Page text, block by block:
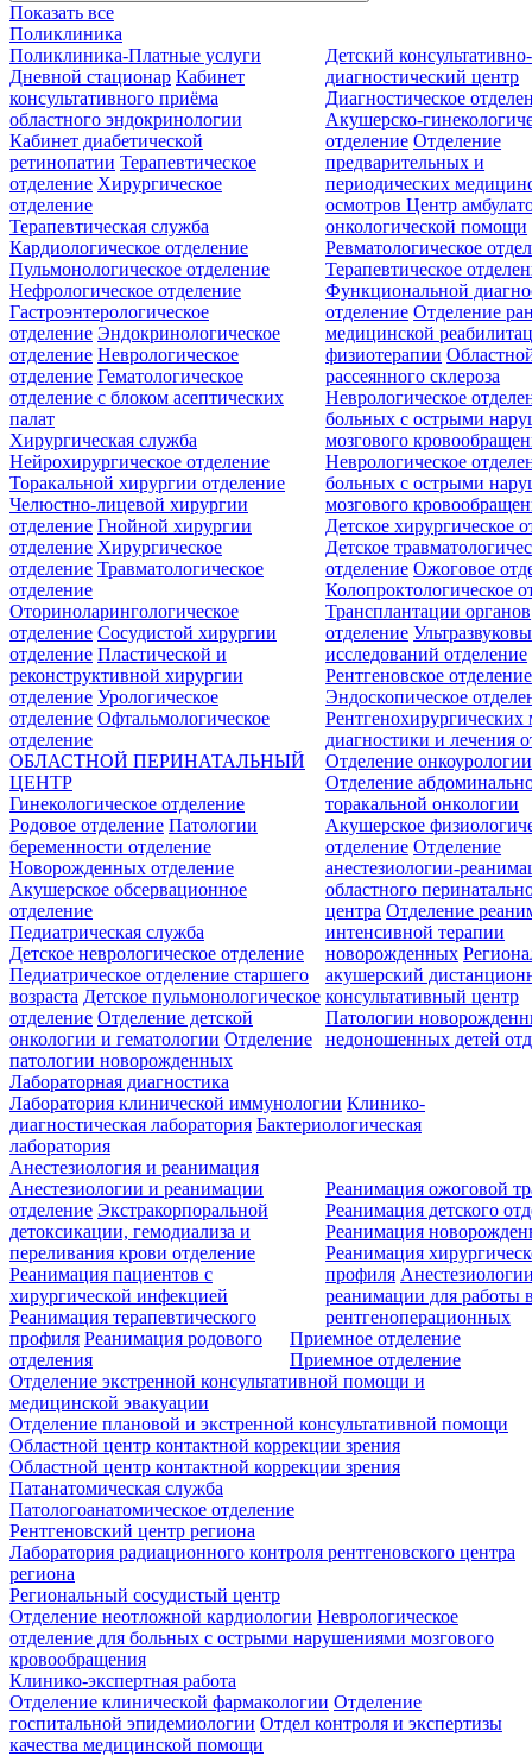
Показать все
Поликлиника
Поликлиника-Платные услуги
Дневной стационар Кабинет
консультативного приёма
областного эндокринологии
Кабинет диабетической
ретинопатии Терапевтическое
отделение Хирургическое
отделение
Детский консультативно-
диагностический центр
Диагностическое
Акушерско-
отделение Отделение
предварительных и
периодических
осмотровЦентр
онкологической помощи
Терапевтическая служба
Кардиологическое отделение
Пульмонологическое отделение
Нефрологическое отделение
Гастроэнтерологическое
отделение Эндокринологическое
отделение Неврологическое
отделение Гематологическое
отделение c блоком асептических
палат
Ревматологическое
Терапевтическое
Функциональной
отделение Отделение
медицинской
физиотерапии
рассеянного склероза
Неврологическое
больных с острыми
мозгового
Неврологическое
больных с острыми
мозгового
Хирургическая служба
Нейрохирургическое отделение
Торакальной хирургии отделение
Челюстно-лицевой хирургии
отделение Гнойной хирургии
отделение Хирургическое
отделение Травматологическое
отделение
Оториноларингологическое
отделение Сосудистой хирургии
отделение Пластической и
реконструктивной хирургии
отделение Урологическое
отделение Офтальмологическое
отделение
Детское хирургическое
Детское
отделение Ожоговое
Колопроктологическое
Трансплантации органов
отделение
исследований отделение
Рентгеновское отделение
Эндоскопическое
Рентгенохирургических
диагностики и лечения
Отделение онкоурологии
Отделение
торакальной онкологии
ОБЛАСТНОЙ ПЕРИНАТАЛЬНЫЙ
ЦЕНТР
Гинекологическое отделение
Родовое отделение Патологии
беременности отделение
Новорожденных отделение
Акушерское обсервационное
отделение
Акушерское
отделение Отделение
анестезиологии-
областного
центра Отделение
интенсивной терапии
новорожденных
акушерский
консультативный центр
Патологии
недоношенных детей
Педиатрическая служба
Детское неврологическое отделение
Педиатрическое отделение старшего
возраста Детское пульмонологическое
отделение Отделение детской
онкологии и гематологии Отделение
патологии новорожденных
Лабораторная диагностика
Лаборатория клинической иммунологии Клинико-
диагностическая лаборатория Бактериологическая
лаборатория
Анестезиология и реанимация
Анестезиологии и реанимации
отделение Экстракорпоральной
детоксикации, гемодиализа и
переливания крови отделение
Реанимация пациентов с
хирургической инфекцией
Реанимация терапевтического
профиля Реанимация родового
отделения
Реанимация ожоговой
Реанимация детского
Реанимация
Реанимация
профиля
реанимации для работы
рентгеноперационных
Приемное отделение
Приемное отделение
Отделение экстренной консультативной помощи и
медицинской эвакуации
Отделение плановой и экстренной консультативной помощи
Областной центр контактной коррекции зрения
Областной центр контактной коррекции зрения
Патанатомическая служба
Патологоанатомическое отделение
Рентгеновский центр региона
Лаборатория радиационного контроля рентгеновского центра
региона
Региональный сосудистый центр
Отделение неотложной кардиологии Неврологическое
отделение для больных с острыми нарушениями мозгового
кровообращения
Клинико-экспертная работа
Отделение клинической фармакологии Отделение
госпитальной эпидемиологии Отдел контроля и экспертизы
качества медицинской помощи